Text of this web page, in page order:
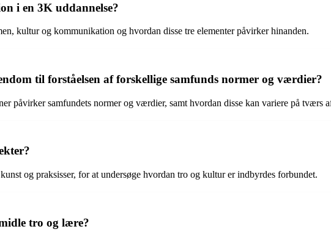
i en 3K uddannelse?
kultur og kommunikation og hvordan disse tre elementer påvirker hinanden.
til forståelsen af forskellige samfunds normer og værdier?
påvirker samfundets normer og værdier, samt hvordan disse kan variere på tværs
og praksisser, for at undersøge hvordan tro og kultur er indbyrdes forbundet.
tro og lære?